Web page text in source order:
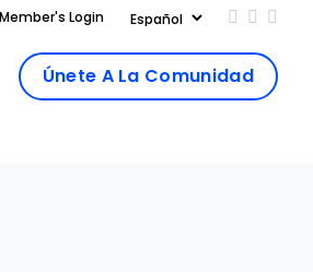
Member's Login Add us
Follow
Únete A La Comunidad